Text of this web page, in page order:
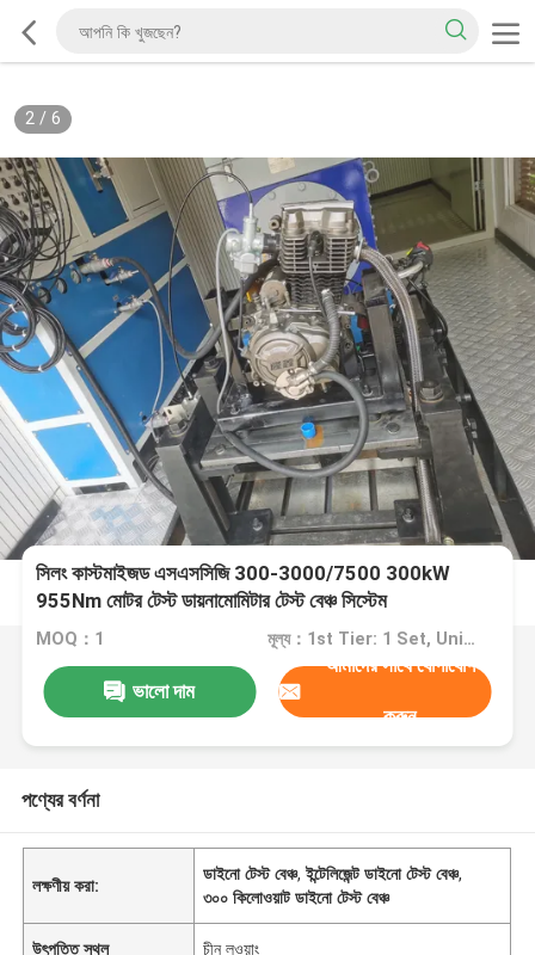
2/ 6
সিলং কাস্টমাইজড এসএসসিজি 300-3000/7500 300kW
955Nm মোটর টেস্ট ডায়নামোমিটার টেস্ট বেঞ্চ সিস্টেম
MOQ：1 মূল্য：1st Tier: 1 Set, Unit Price USD 3.00 2nd Tier: 2-5 Sets, Unit Price USD 2.00 3rd Tier: Over 5 Sets, Unit Price USD 1.00
ভালো দাম
আমাদের সাথে যোগাযোগ
করুন
পণ্যের বর্ণনা
লক্ষণীয় করা:
ডাইনো টেস্ট বেঞ্চ,ইন্টেলিজেন্ট ডাইনো টেস্ট বেঞ্চ,
৩০০ কিলোওয়াট ডাইনো টেস্ট বেঞ্চ
উৎপত্তি স্থল চীন লুওয়াং